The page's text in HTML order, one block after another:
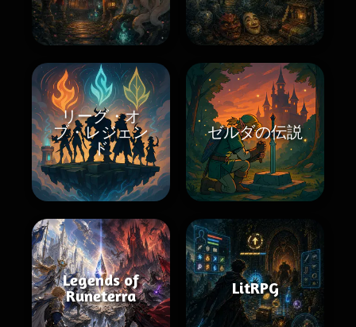
リーグ・オ
ブ・レジェン
ド
ゼルダの伝説
Legends of
Runeterra
LitRPG